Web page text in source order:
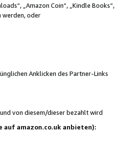
„Amazon Coin“, „Kindle Books“,
werden, oder
Anklicken des Partner-Links
von diesem/dieser bezahlt wird
auf amazon.co.uk anbieten):